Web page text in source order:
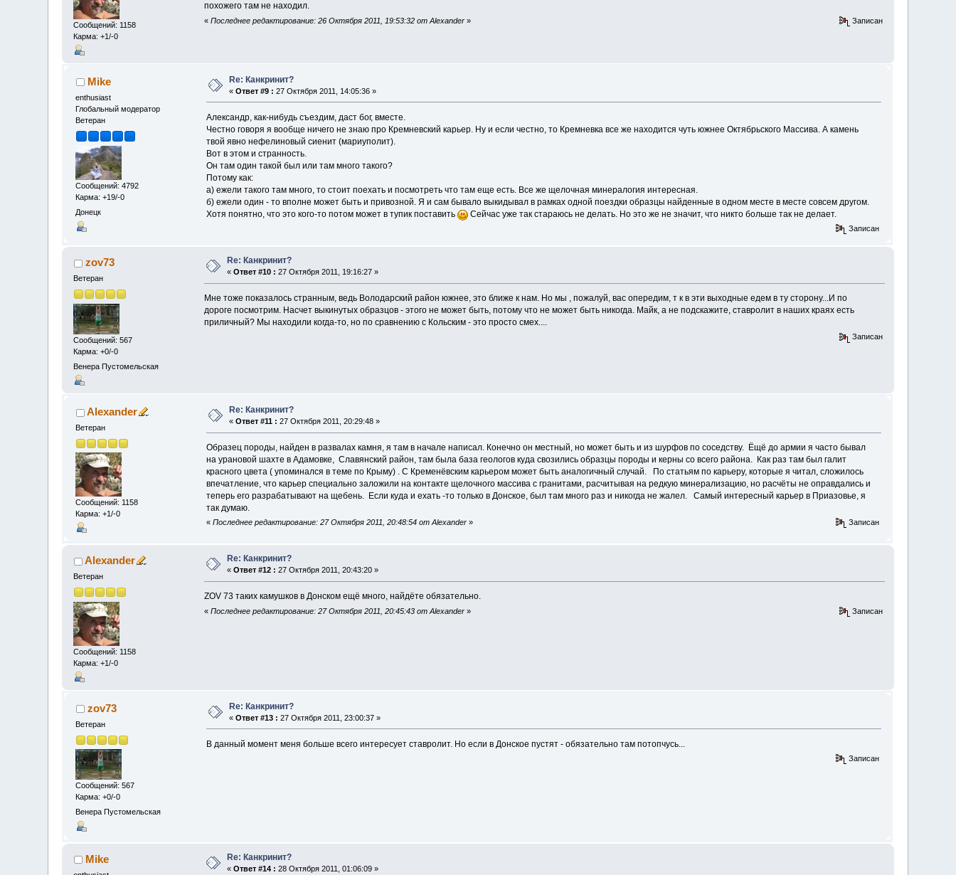
Сообщений: 1158
Карма: +1/-0
похожего там не находил.
« Последнее редактирование: 26 Октября 2011, 19:53:32 от Alexander» Записан
Mike
enthusiast
Глобальный модератор
Ветеран
Сообщений: 4792
Карма: +19/-0
Донецк
Re: Канкринит?
«Ответ #9 : 27 Октября 2011, 14:05:36 »
Александр, как-нибудь съездим, даст бог, вместе.
Честно говоря я вообще ничего не знаю про Кремневский карьер. Ну и если честно, то Кремневка все же находится чуть южнее Октябрьского Массива. А камень
твой явно нефелиновый сиенит (мариуполит).
Вот в этом и странность.
Он там один такой был или там много такого?
Потому как:
а) ежели такого там много, то стоит поехать и посмотреть что там еще есть. Все же щелочная минералогия интересная.
б) ежели один - то вполне может быть и привозной. Я и сам бывало выкидывал в рамках одной поездки образцы найденные в одном месте в месте совсем другом.
Хотя понятно, что это кого-то потом может в тупик поставить
Сейчас уже так стараюсь не делать. Но это же не значит, что никто больше так не делает.
Записан
zov73
Ветеран
Сообщений: 567
Карма: +0/-0
Венера Пустомельская
Re: Канкринит?
«Ответ #10 : 27 Октября 2011, 19:16:27 »
Мне тоже показалось странным, ведь Володарский район южнее, это ближе к нам. Но мы , пожалуй, вас опередим, т к в эти выходные едем в ту сторону...И по
дороге посмотрим. Насчет выкинутых образцов - этого не может быть, потому что не может быть никогда. Майк, а не подскажите, ставролит в наших краях есть
приличный? Мы находили когда-то, но по сравнению с Кольским - это просто смех....
Записан
Alexander
Ветеран
Сообщений: 1158
Карма: +1/-0
Re: Канкринит?
«Ответ #11 : 27 Октября 2011, 20:29:48 »
Образец породы, найден в развалах камня, я там в начале написал. Конечно он местный, но может быть и из шурфов по соседству. Ёщё до армии я часто бывал
на урановой шахте в Адамовке, Славянский район, там была база геологов куда свозились образцы породы и керны со всего района. Как раз там был галит
красного цвета ( упоминался в теме по Крыму) . С Кременёвским карьером может быть аналогичный случай. По статьям по карьеру, которые я читал, сложилось
впечатление, что карьер специально заложили на контакте щелочного массива с гранитами, расчитывая на редкую минерализацию, но расчёты не оправдались и
теперь его разрабатывают на щебень. Если куда и ехать -то только в Донское, был там много раз и никогда не жалел. Самый интересный карьер в Приазовье, я
так думаю.
« Последнее редактирование: 27 Октября 2011, 20:48:54 от Alexander» Записан
Alexander
Ветеран
Сообщений: 1158
Карма: +1/-0
Re: Канкринит?
«Ответ #12 : 27 Октября 2011, 20:43:20 »
ZOV 73 таких камушков в Донском ещё много, найдёте обязательно.
« Последнее редактирование: 27 Октября 2011, 20:45:43 от Alexander» Записан
zov73
Ветеран
Сообщений: 567
Карма: +0/-0
Венера Пустомельская
Re: Канкринит?
«Ответ #13 : 27 Октября 2011, 23:00:37 »
В данный момент меня больше всего интересует ставролит. Но если в Донское пустят - обязательно там потопчусь...
Записан
Mike Re: Канкринит?
«Ответ #14 : 28 Октября 2011, 01:06:09 »